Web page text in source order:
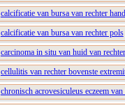
calcificatie van bursa van rechter hand
calcificatie van bursa van rechter pols
carcinoma in situ van huid van
cellulitis van rechter bovenste
chronisch acrovesiculeus eczeem van